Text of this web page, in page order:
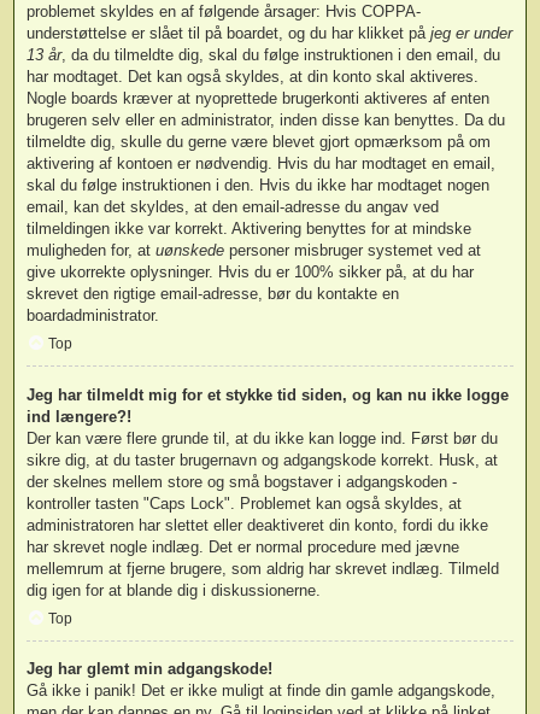
problemet skyldes en af følgende årsager: Hvis COPPA-
understøttelse er slået til på boardet, og du har klikket på jeg er under
13 år, da du tilmeldte dig, skal du følge instruktionen i den email, du
har modtaget. Det kan også skyldes, at din konto skal aktiveres.
Nogle boards kræver at nyoprettede brugerkonti aktiveres af enten
brugeren selv eller en administrator, inden disse kan benyttes. Da du
tilmeldte dig, skulle du gerne være blevet gjort opmærksom på om
aktivering af kontoen er nødvendig. Hvis du har modtaget en email,
skal du følge instruktionen i den. Hvis du ikke har modtaget nogen
email, kan det skyldes, at den email-adresse du angav ved
tilmeldingen ikke var korrekt. Aktivering benyttes for at mindske
muligheden for, at uønskede personer misbruger systemet ved at
give ukorrekte oplysninger. Hvis du er 100% sikker på, at du har
skrevet den rigtige email-adresse, bør du kontakte en
boardadministrator.
Top
Jeg har tilmeldt mig for et stykke tid siden, og kan nu ikke logge
ind længere?!
Der kan være flere grunde til, at du ikke kan logge ind. Først bør du
sikre dig, at du taster brugernavn og adgangskode korrekt. Husk, at
der skelnes mellem store og små bogstaver i adgangskoden -
kontroller tasten "Caps Lock". Problemet kan også skyldes, at
administratoren har slettet eller deaktiveret din konto, fordi du ikke
har skrevet nogle indlæg. Det er normal procedure med jævne
mellemrum at fjerne brugere, som aldrig har skrevet indlæg. Tilmeld
dig igen for at blande dig i diskussionerne.
Top
Jeg har glemt min adgangskode!
Gå ikke i panik! Det er ikke muligt at finde din gamle adgangskode,